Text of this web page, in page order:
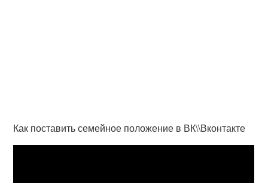
Как поставить семейное положение в ВК\\Вконтакте